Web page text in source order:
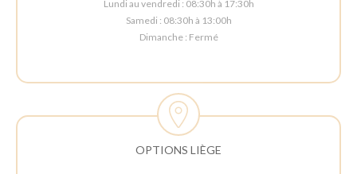
Lundi au vendredi : 08:30h à 17:30h
Samedi : 08:30h à 13:00h
Dimanche : Fermé
OPTIONS LIÈGE